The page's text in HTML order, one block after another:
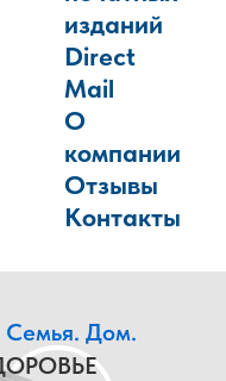
изданий
Direct
Mail
О
компании
Отзывы
Контакты
Семья. Дом.